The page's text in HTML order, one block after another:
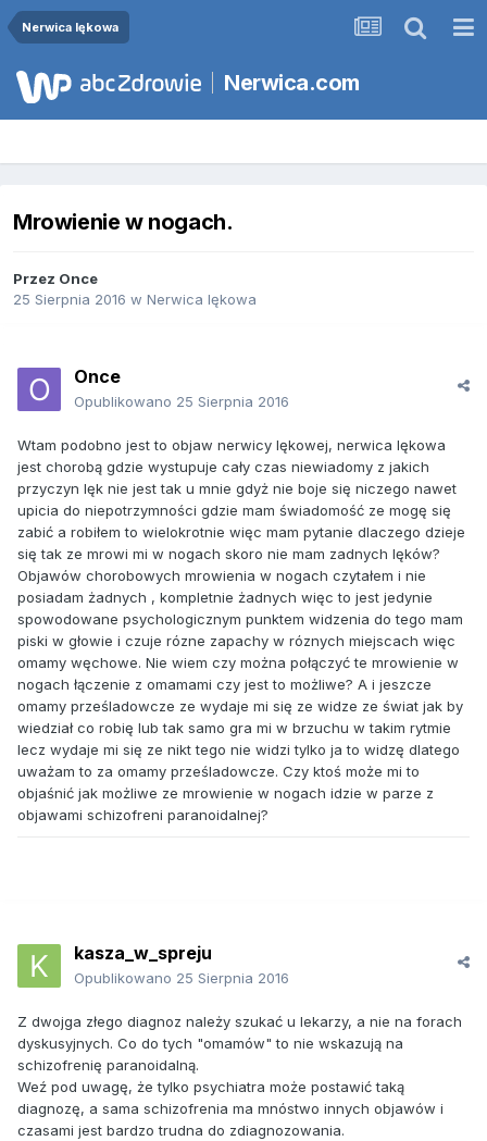
Nerwica lękowa
Nerwica.com
Mrowienie w nogach.
Przez Once
25 Sierpnia 2016 w Nerwica lękowa
Once
Opublikowano 25 Sierpnia 2016
Wtam podobno jest to objaw nerwicy lękowej, nerwica lękowa
jest chorobą gdzie wystupuje cały czas niewiadomy z jakich
przyczyn lęk nie jest tak u mnie gdyż nie boje się niczego nawet
upicia do niepotrzymności gdzie mam świadomość ze mogę się
zabić a robiłem to wielokrotnie więc mam pytanie dlaczego dzieje
się tak ze mrowi mi w nogach skoro nie mam zadnych lęków?
Objawów chorobowych mrowienia w nogach czytałem i nie
posiadam żadnych , kompletnie żadnych więc to jest jedynie
spowodowane psychologicznym punktem widzenia do tego mam
piski w głowie i czuje rózne zapachy w róznych miejscach więc
omamy węchowe. Nie wiem czy można połączyć te mrowienie w
nogach łączenie z omamami czy jest to możliwe? A i jeszcze
omamy prześladowcze ze wydaje mi się ze widze ze świat jak by
wiedział co robię lub tak samo gra mi w brzuchu w takim rytmie
lecz wydaje mi się ze nikt tego nie widzi tylko ja to widzę dlatego
uważam to za omamy prześladowcze. Czy ktoś może mi to
objaśnić jak możliwe ze mrowienie w nogach idzie w parze z
objawami schizofreni paranoidalnej?
kasza_w_spreju
Opublikowano 25 Sierpnia 2016
Z dwojga złego diagnoz należy szukać u lekarzy, a nie na forach
dyskusyjnych. Co do tych "omamów" to nie wskazują na
schizofrenię paranoidalną.
Weź pod uwagę, że tylko psychiatra może postawić taką
diagnozę, a sama schizofrenia ma mnóstwo innych objawów i
czasami jest bardzo trudna do zdiagnozowania.